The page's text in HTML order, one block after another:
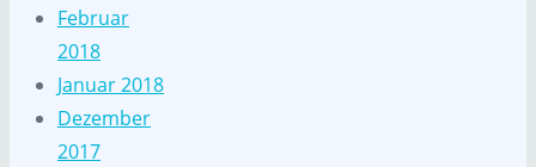
Februar
2018
Januar 2018
Dezember
2017